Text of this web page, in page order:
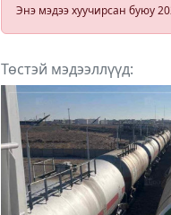
уриалга
Энэ мэдээ хуучирсан буюу
Төстэй мэдээллүүд: